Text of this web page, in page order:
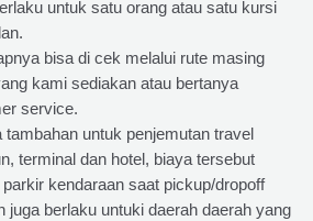
untuk satu orang atau satu kursi
bisa di cek melalui rute masing
kami sediakan atau bertanya
service.
tambahan untuk penjemutan travel
terminal dan hotel, biaya tersebut
kendaraan saat pickup/dropoff
juga berlaku untuki daerah daerah yang